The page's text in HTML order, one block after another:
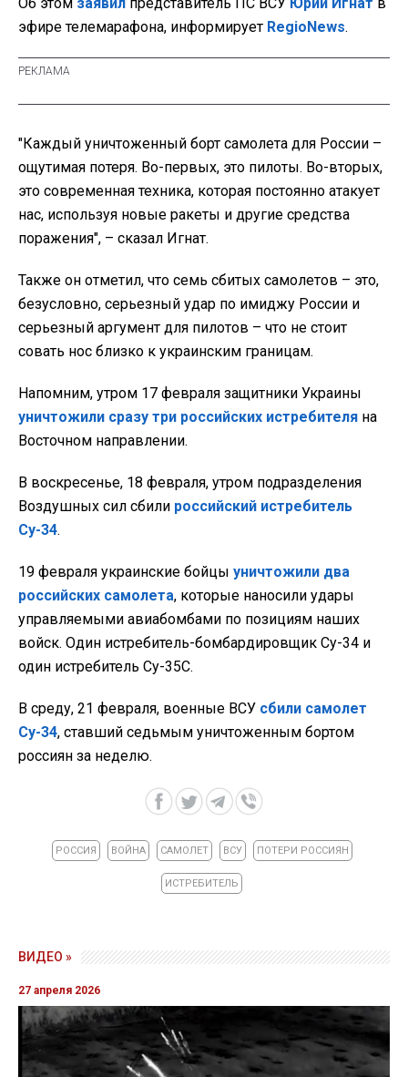
эфире телемарафона, информирует RegioNews.
"Каждый уничтоженный борт самолета для России –
ощутимая потеря. Во-первых, это пилоты. Во-вторых,
это современная техника, которая постоянно атакует
нас, используя новые ракеты и другие средства
поражения", – сказал Игнат.
Также он отметил, что семь сбитых самолетов – это,
безусловно, серьезный удар по имиджу России и
серьезный аргумент для пилотов – что не стоит
совать нос близко к украинским границам.
Напомним, утром 17 февраля защитники Украины
уничтожили сразу три российских истребителя на
Восточном направлении.
В воскресенье, 18 февраля, утром подразделения
Воздушных сил сбили российский истребитель
Су-34.
19 февраля украинские бойцы уничтожили два
российских самолета, которые наносили удары
управляемыми авиабомбами по позициям наших
войск. Один истребитель-бомбардировщик Су-34 и
один истребитель Су-35С.
В среду, 21 февраля, военные ВСУ сбили самолет
Су-34, ставший седьмым уничтоженным бортом
россиян за неделю.
РОССИЯ ВОЙНА САМОЛЕТ ВСУ ПОТЕРИ РОССИЯН
ИСТРЕБИТЕЛЬ
ВИДЕО »
27 апреля 2026